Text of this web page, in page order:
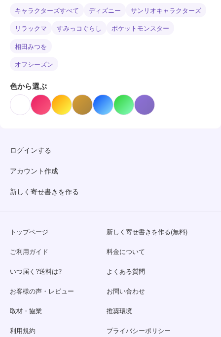
キャラクターズすべて
ディズニー
サンリオキャラクターズ
リラックマ
すみっコぐらし
ポケットモンスター
相田みつを
オフシーズン
色から選ぶ
ログインする
アカウント作成
新しく寄せ書きを作る
トップページ 新しく寄せ書きを作る(無料)
ご利用ガイド 料金について
いつ届く?送料は? よくある質問
お客様の声・レビュー お問い合わせ
取材・協業 推奨環境
利用規約 プライバシーポリシー